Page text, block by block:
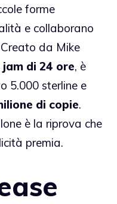
forme
e collaborano
da Mike
di 24 ore, è
5.000 sterline e
di copie.
è la riprova che
premia.